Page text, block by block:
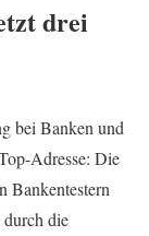
drei
bei Banken und
Adresse: Die
Bankentestern
die